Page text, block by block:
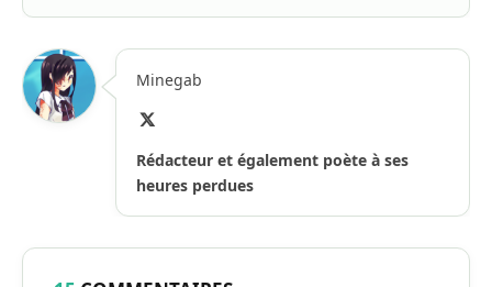
Minegab
Rédacteur et également poète à ses
heures perdues